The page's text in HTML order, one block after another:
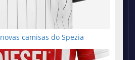
camisas do Spezia